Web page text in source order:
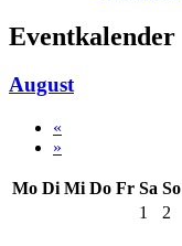
Eventkalender
August
«
»
Mo Di Mi Do Fr Sa So
1
2